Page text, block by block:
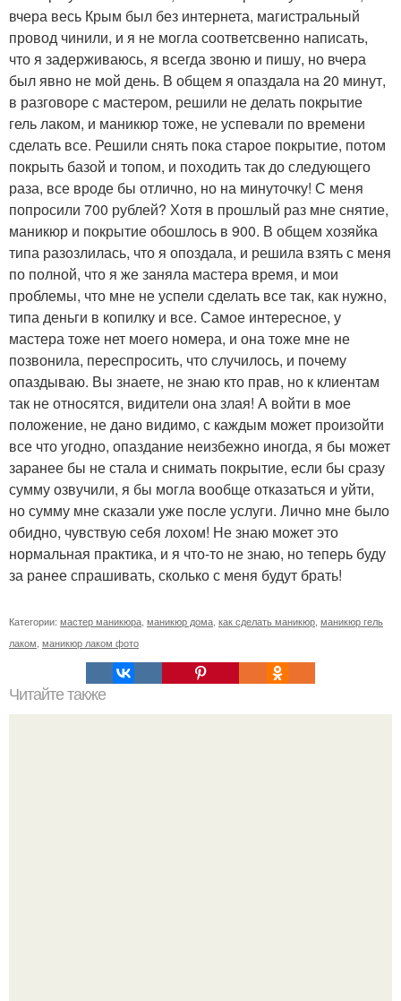
вчера весь Крым был без интернета, магистральный
провод чинили, и я не могла соответсвенно написать,
что я задерживаюсь, я всегда звоню и пишу, но вчера
был явно не мой день. В общем я опаздала на 20 минут,
в разговоре с мастером, решили не делать покрытие
гель лаком, и маникюр тоже, не успевали по времени
сделать все. Решили снять пока старое покрытие, потом
покрыть базой и топом, и походить так до следующего
раза, все вроде бы отлично, но на минуточку! С меня
попросили 700 рублей? Хотя в прошлый раз мне снятие,
маникюр и покрытие обошлось в 900. В общем хозяйка
типа разозлилась, что я опоздала, и решила взять с меня
по полной, что я же заняла мастера время, и мои
проблемы, что мне не успели сделать все так, как нужно,
типа деньги в копилку и все. Самое интересное, у
мастера тоже нет моего номера, и она тоже мне не
позвонила, переспросить, что случилось, и почему
опаздываю. Вы знаете, не знаю кто прав, но к клиентам
так не относятся, видители она злая! А войти в мое
положение, не дано видимо, с каждым может произойти
все что угодно, опаздание неизбежно иногда, я бы может
заранее бы не стала и снимать покрытие, если бы сразу
сумму озвучили, я бы могла вообще отказаться и уйти,
но сумму мне сказали уже после услуги. Лично мне было
обидно, чувствую себя лохом! Не знаю может это
нормальная практика, и я что-то не знаю, но теперь буду
за ранее спрашивать, сколько с меня будут брать!
Категории: мастер маникюра маникюр дома как сделать маникюр маникюр гель
лаком маникюр лаком фото
Читайте также